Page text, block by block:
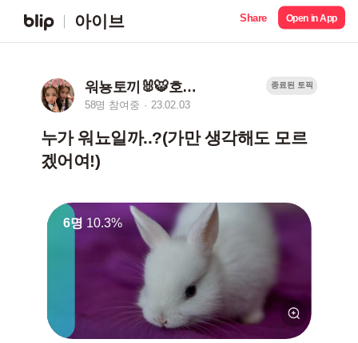
아이브 Share Open in App
워뇽토끼🐰🐯호랑이서
58명 참여중 23.02.03
종료된 토픽
누가 워뇨일까..?(가만 생각해도 모르
겠어여!)
6명 10.3%